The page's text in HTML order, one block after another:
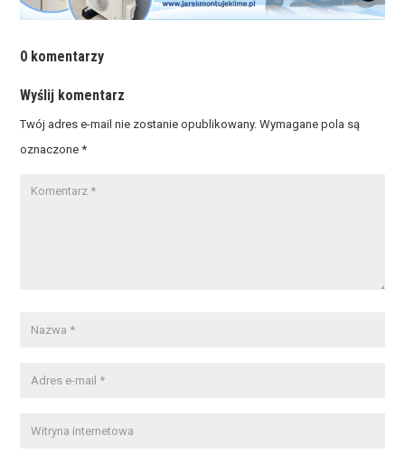
0 komentarzy
Wyślij komentarz
Twój adres e-mail nie zostanie opublikowany. Wymagane pola są
oznaczone*